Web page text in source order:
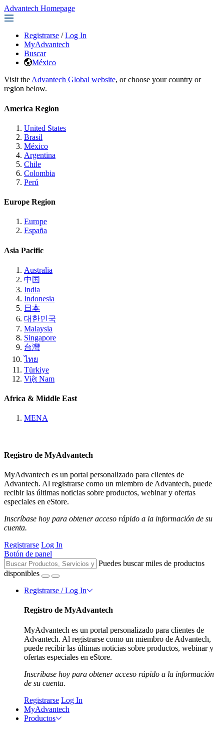
Advantech Homepage
Registrarse / Log In
MyAdvantech
Buscar
México
Visit the Advantech Global website, or choose your country or
region below.
America Region
United States
Brasil
México
Argentina
Chile
Colombia
Perú
Europe Region
Europe
España
Asia Pacific
Australia
中国
India
Indonesia
日本
대한민국
Malaysia
Singapore
台灣
ไทย
Türkiye
Việt Nam
Africa & Middle East
MENA
Registro de MyAdvantech
MyAdvantech es un portal personalizado para clientes de
Advantech. Al registrarse como un miembro de Advantech, puede
recibir las últimas noticias sobre productos, webinar y ofertas
especiales en eStore.
Inscríbase hoy para obtener acceso rápido a la información de su
cuenta.
Registrarse Log In
Botón de panel
Puedes buscar miles de productos
disponibles
Registrarse / Log In
Registro de MyAdvantech
MyAdvantech es un portal personalizado para clientes de
Advantech. Al registrarse como un miembro de Advantech,
puede recibir las últimas noticias sobre productos, webinar y
ofertas especiales en eStore.
Inscríbase hoy para obtener acceso rápido a la información
de su cuenta.
Registrarse Log In
MyAdvantech
Productos